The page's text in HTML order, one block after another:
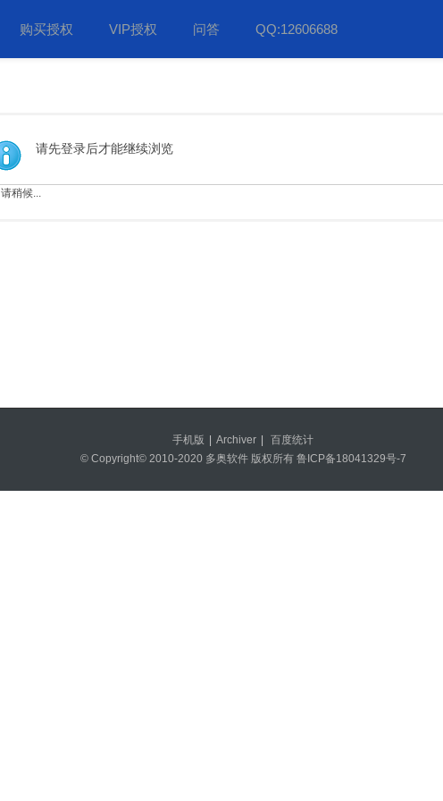
购买授权 VIP授权 问答 QQ:12606688
请先登录后才能继续浏览
请稍候...
手机版 Archiver
百度统计
© Copyright© 2010-2020 多奥软件 版权所有 鲁ICP备18041329号-7